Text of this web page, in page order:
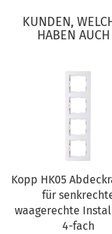
KUNDEN,
HABEN
Kopp HK05
für
waagerechte
4-fach